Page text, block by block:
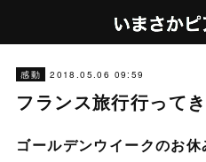
感動 2018.05.06 09:59
フランス旅行行って
ゴールデンウイークのお